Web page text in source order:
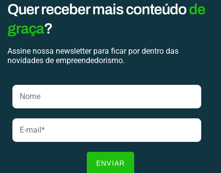
Quer receber mais conteúdode
graça?
Assine nossa newsletter para ficar por dentro das
novidades de empreendedorismo.